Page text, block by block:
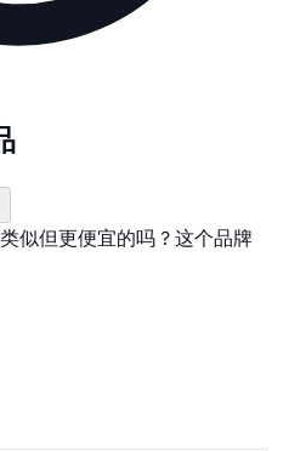
似但更便宜的吗？ 这个品牌